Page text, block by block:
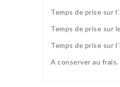
Temps de prise sur
Temps de prise sur
Temps de prise sur
A conserver au frais.